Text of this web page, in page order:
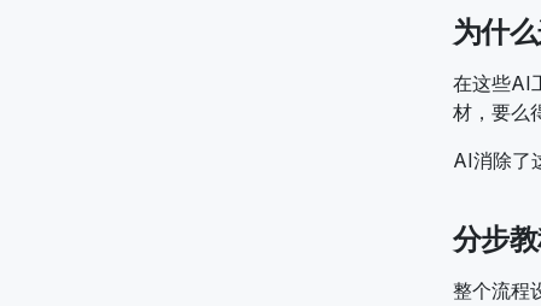
为什
在这些AI
材，要么
AI消除了
分步
整个流程